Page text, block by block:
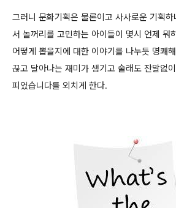
그러니 문화기획은 물론이고 사사로운 기획
서 놀꺼리를 고민하는 아이들이 몇시 언제 뭐
어떻게 뽑을지에 대한 이야기를 나누듯 명쾌
끊고 달아나는 재미가 생기고 술래도 잔말없
피었습니다를 외치게 한다.